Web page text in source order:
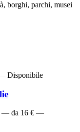
borghi, parchi, musei
Disponibile
— da 16 € —